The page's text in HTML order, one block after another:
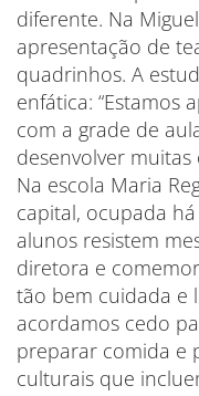
diferente. Na
apresentação de
quadrinhos. A
enfática: “Estamos
com a grade de
desenvolver
Na escola Maria
capital, ocupada
alunos resistem
diretora e
tão bem cuidada e
acordamos cedo
preparar comida e
culturais que